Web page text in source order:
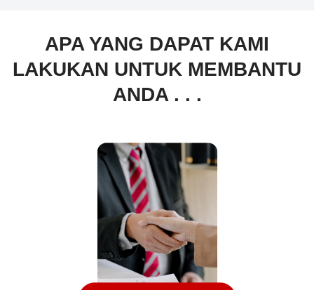
APA YANG DAPAT KAMI
LAKUKAN UNTUK MEMBANTU
ANDA . . .